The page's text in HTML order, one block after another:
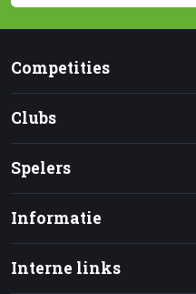
Competities
Clubs
Spelers
Informatie
Interne links